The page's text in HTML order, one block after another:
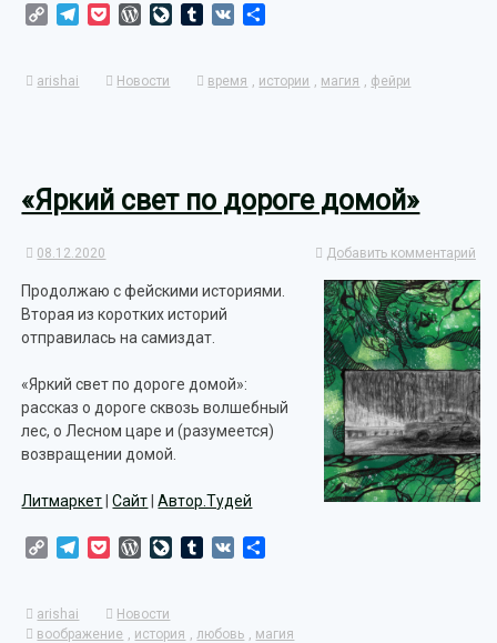
Copy TelegramPocketWordPress
LiveJournal
Tumblr
VK
arishai Новости время , истории , магия , фейри
«Яркий свет по дороге домой»
08.12.2020 Добавить комментарий
Продолжаю с фейскими историями.
Вторая из коротких историй
отправилась на самиздат.
«Яркий свет по дороге домой»:
рассказ о дороге сквозь волшебный
лес, о Лесном царе и (разумеется)
возвращении домой.
Литмаркет |Сайт |Автор.Тудей
Copy TelegramPocketWordPress
LiveJournal
Tumblr
VK
arishai
Новости
воображение , история ,любовь , магия